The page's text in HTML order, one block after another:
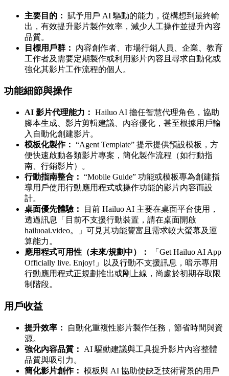
主要目的：
賦予用戶 AI 驅動的能力，從構想到最終輸
出，有效提升影片製作效率，減少人工操作並提升內容
品質。
目標用戶群：
內容創作者、市場行銷人員、企業、教育
工作者及需要定期製作或利用影片內容且尋求自動化或
強化其影片工作流程的個人。
功能細節與操作
AI 影片代理能力： Hailuo AI 擔任智慧代理角色，協助
腳本生成、影片剪輯建議、內容優化，甚至根據用戶輸
入自動化創建影片。
模板化製作： “Agent Template” 提示提供預設模板，方
便快速啟動各類影片專案，簡化製作流程（如行動指
南、行銷影片）。
行動指南整合： “Mobile Guide” 功能或模板專為創建指
導用戶使用行動應用程式或操作功能的影片內容而設
計。
桌面優先體驗：
目前 Hailuo AI 主要在桌面平台使用，
透過訊息「目前不支援行動裝置，請在桌面開啟
hailuoai.video。」可見其功能豐富且需求較大螢幕及運
算能力。
應用程式可用性（未來/規劃中）：
「Get Hailuo AI App
Officially live. Enjoy!」以及行動不支援訊息，暗示專用
行動應用程式正規劃推出或剛上線，尚處於初期存取限
制階段。
用戶收益
提升效率：
自動化重複性影片製作任務，節省時間與資
源。
強化內容品質：
AI 驅動建議與工具提升影片內容整體
品質與吸引力。
簡化影片創作： 模板與 AI 協助使缺乏技術背景的用戶